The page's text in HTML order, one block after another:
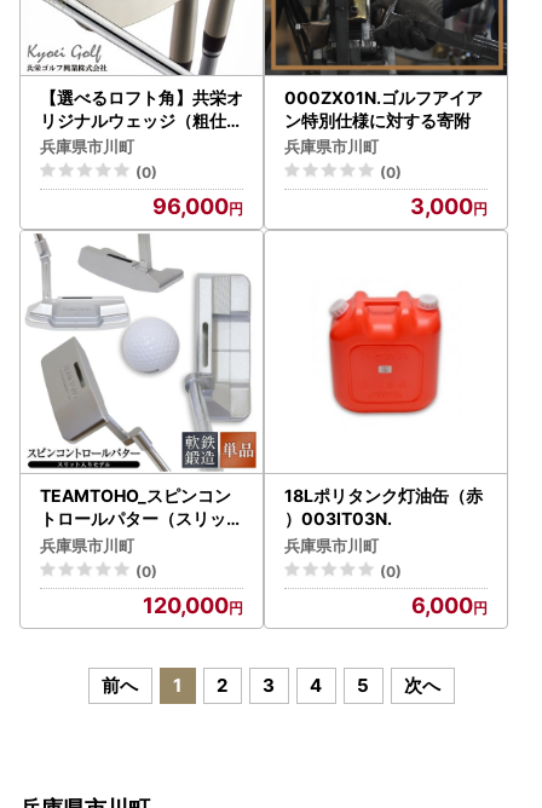
【選べるロフト角】共栄オ
リジナルウェッジ（粗仕上
げ）2本セット 096BA0
1N.
兵庫県市川町
(0)
96,000
000ZX01N.ゴルフアイア
ン特別仕様に対する寄附
兵庫県市川町
(0)
3,000
TEAMTOHO_スピンコン
トロールパター（スリット
入）ヘッドカバー付 東邦
ゴルフ 120BF01N.
兵庫県市川町
(0)
120,000
18Lポリタンク灯油缶（赤
）003IT03N.
兵庫県市川町
(0)
6,000
前へ 1 2 3 4 5 次へ